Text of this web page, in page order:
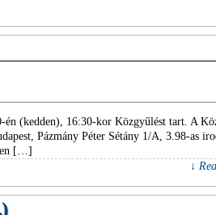
(kedden), 16:30-kor Közgyűlést tart. A
Pázmány Péter Sétány 1/A, 3.98-as
[…]
↓